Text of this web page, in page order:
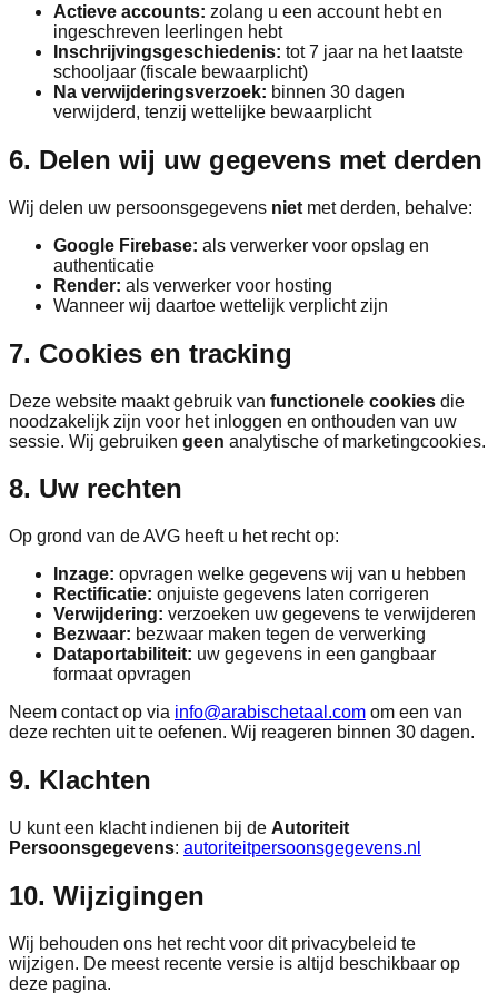
Actieve accounts: zolang u een account hebt en
ingeschreven leerlingen hebt
Inschrijvingsgeschiedenis: tot 7 jaar na het laatste
schooljaar (fiscale bewaarplicht)
Na verwijderingsverzoek: binnen 30 dagen
verwijderd, tenzij wettelijke bewaarplicht
6. Delen wij uw gegevens met derden
Wij delen uw persoonsgegevens niet met derden, behalve:
Google Firebase: als verwerker voor opslag en
authenticatie
Render: als verwerker voor hosting
Wanneer wij daartoe wettelijk verplicht zijn
7. Cookies en tracking
Deze website maakt gebruik van functionele cookies die
noodzakelijk zijn voor het inloggen en onthouden van uw
sessie. Wij gebruiken geen analytische of marketingcookies.
8. Uw rechten
Op grond van de AVG heeft u het recht op:
Inzage: opvragen welke gegevens wij van u hebben
Rectificatie: onjuiste gegevens laten corrigeren
Verwijdering: verzoeken uw gegevens te verwijderen
Bezwaar: bezwaar maken tegen de verwerking
Dataportabiliteit: uw gegevens in een gangbaar
formaat opvragen
Neem contact op via info@arabischetaal.com om een van
deze rechten uit te oefenen. Wij reageren binnen 30 dagen.
9. Klachten
U kunt een klacht indienen bij de Autoriteit
Persoonsgegevens: autoriteitpersoonsgegevens.nl
10. Wijzigingen
Wij behouden ons het recht voor dit privacybeleid te
wijzigen. De meest recente versie is altijd beschikbaar op
deze pagina.